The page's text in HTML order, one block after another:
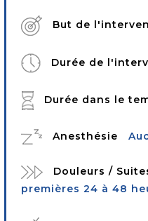
But de
Durée de
Durée dans le
Anesthésie
Douleurs /
premières 24 à 48